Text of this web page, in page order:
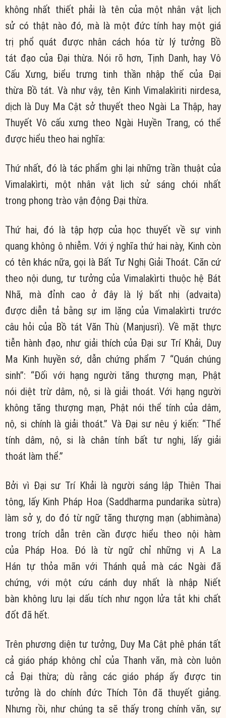
không nhất thiết phải là tên của một nhân vật lịch
sử có thật nào đó, mà là một đức tính hay một giá
trị phổ quát được nhân cách hóa từ lý tưởng Bồ
tát đạo của Đại thừa. Nói rõ hơn, Tịnh Danh, hay Vô
Cấu Xưng, biểu trưng tinh thần nhập thế của Đại
thừa Bồ tát. Và như vậy, tên Kinh Vimalakìriti nirdesa,
dịch là Duy Ma Cật sở thuyết theo Ngài La Thập, hay
Thuyết Vô cấu xưng theo Ngài Huyền Trang, có thể
được hiểu theo hai nghĩa:
Thứ nhất, đó là tác phẩm ghi lại những trần thuật của
Vimalakìrti, một nhân vật lịch sử sáng chói nhất
trong phong trào vận động Đại thừa.
Thứ hai, đó là tập hợp của học thuyết về sự vinh
quang không ô nhiễm. Với ý nghĩa thứ hai này, Kinh còn
có tên khác nữa, gọi là Bất Tư Nghị Giải Thoát. Căn cứ
theo nội dung, tư tưởng của Vimalakìrti thuộc hệ Bát
Nhã, mà đỉnh cao ở đây là lý bất nhị (advaita)
được diễn tả bằng sự im lặng của Vimalakìrti trước
câu hỏi của Bồ tát Văn Thù (Manjusrì). Về mặt thực
tiễn hành đạo, như giải thích của Đại sư Trí Khải, Duy
Ma Kinh huyền sớ, dẫn chứng phẩm 7 “Quán chúng
sinh”: “Đối với hạng người tăng thượng mạn, Phật
nói diệt trừ dâm, nộ, si là giải thoát. Với hạng người
không tăng thượng mạn, Phật nói thể tính của dâm,
nộ, si chính là giải thoát.” Và Đại sư nêu ý kiến: “Thể
tính dâm, nộ, si là chân tính bất tư nghị, lấy giải
thoát làm thể.”
Bởi vì Đại sư Trí Khải là người sáng lập Thiên Thai
tông, lấy Kinh Pháp Hoa (Saddharma pundarika sùtra)
làm sở y, do đó từ ngữ tăng thượng mạn (abhimàna)
trong trích dẫn trên cần được hiểu theo nội hàm
của Pháp Hoa. Đó là từ ngữ chỉ những vị A La
Hán tự thỏa mãn với Thánh quả mà các Ngài đã
chứng, với một cứu cánh duy nhất là nhập Niết
bàn không lưu lại dấu tích như ngọn lửa tắt khi chất
đốt đã hết.
Trên phương diện tư tưởng, Duy Ma Cật phê phán tất
cả giáo pháp không chỉ của Thanh văn, mà còn luôn
cả Đại thừa; dù rằng các giáo pháp ấy được tin
tưởng là do chính đức Thích Tôn đã thuyết giảng.
Nhưng rồi, như chúng ta sẽ thấy trong chính văn, sự